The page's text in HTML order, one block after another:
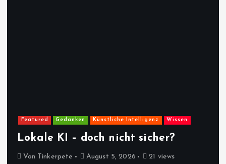
Featured Gedanken Künstliche Intelligenz Wissen
Lokale KI – doch nicht sicher?
Von Tinkerpete August 5, 2026 21 views